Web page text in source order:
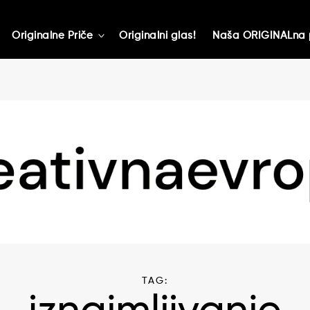
Originalne Priče toggle
Originalni glas! Naša
TAG: